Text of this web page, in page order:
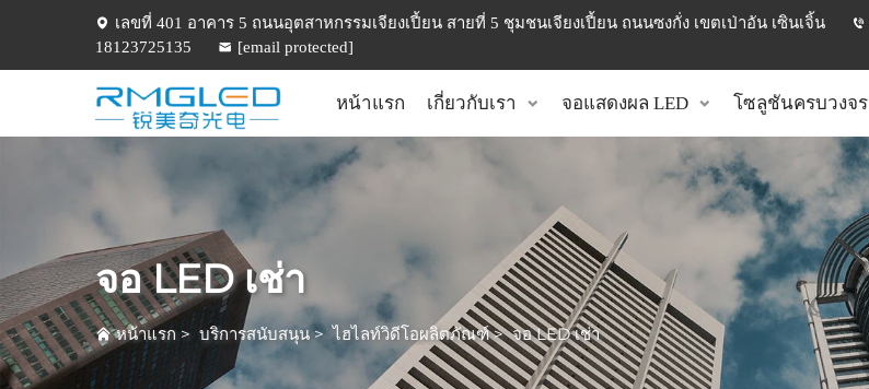
เลขที่ 401 อาคาร 5 ถนนอุตสาหกรรมเจียงเปี้ยน สายที่ 5 ชุมชนเจียงเปี้ยน ถนนซงกั่ง เขตเป่าอัน เซินเจิ้น
18123725135
[email protected]
หน้าแรก เกี่ยวกับเรา จอแสดงผล LED โซลูชันครบวงจร
จอ LED เช่า
หน้าแรก > บริการสนับสนุน>ไฮไลท์วิดีโอผลิตภัณฑ์>จอ LED เช่า